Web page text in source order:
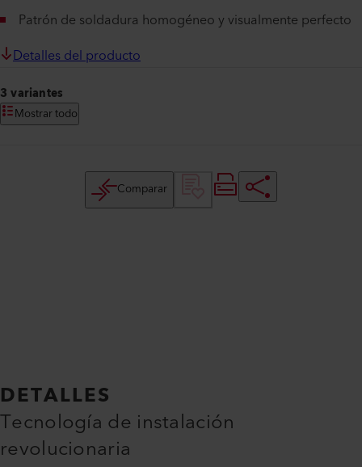
Patrón de soldadura homogéneo y visualmente perfecto
Detalles del producto
3 variantes
Mostrar todo
Comparar
DETALLES
Tecnología de instalación
revolucionaria